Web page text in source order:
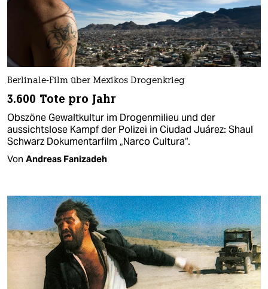
Berlinale-Film über Mexikos Drogenkrieg
3.600 Tote pro Jahr
Obszöne Gewaltkultur im Drogenmilieu und der
aussichtslose Kampf der Polizei in Ciudad Juárez: Shaul
Schwarz Dokumentarfilm „Narco Cultura“.
Von Andreas Fanizadeh